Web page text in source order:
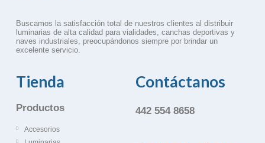
Buscamos la satisfacción total de nuestros clientes al distribuir
luminarias de alta calidad para vialidades, canchas deportivas y
naves industriales, preocupándonos siempre por brindar un
excelente servicio.
Tienda
Productos
Accesorios
Contáctanos
442 554 8658